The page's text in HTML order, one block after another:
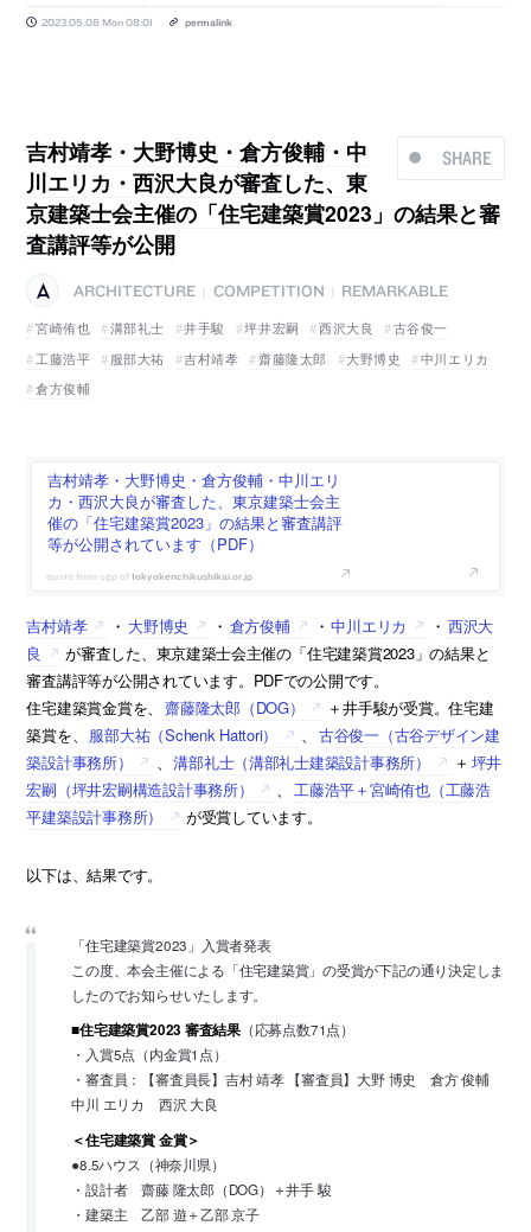
2023.05.08 Mon 08:01 permalink
SHARE
吉村靖孝・大野博史・倉方俊輔・中
川エリカ・西沢大良が審査した、東
京建築士会主催の「住宅建築賞2023」の結果と審
査講評等が公開
ARCHITECTURE COMPETITION
REMARKABLE
宮崎侑也
溝部礼士 井手駿 坪井宏嗣 西沢大良
古谷俊一
工藤浩平
服部大祐 吉村靖孝 齋藤隆太郎 大野博史
中川エリカ
倉方俊輔
吉村靖孝・大野博史・倉方俊輔・中川エリ
カ・西沢大良が審査した、東京建築士会主
催の「住宅建築賞2023」の結果と審査講評
等が公開されています（PDF）
tokyokenchikushikai.or.jp
吉村靖孝 ・ 大野博史 ・ 倉方俊輔 ・ 中川エリカ ・ 西沢大
良
が審査した、東京建築士会主催の「住宅建築賞2023」の結果と
審査講評等が公開されています。PDFでの公開です。
住宅建築賞金賞を、
齋藤隆太郎（DOG）
＋井手駿が受賞。住宅建
築賞を、
服部大祐（Schenk Hattori） 、
古谷俊一（古谷デザイン建
築設計事務所）
、 溝部礼士（溝部礼士建築設計事務所） ＋ 坪井
宏嗣（坪井宏嗣構造設計事務所）
、
工藤浩平＋宮崎侑也（工藤浩
平建築設計事務所）
が受賞しています。
以下は、結果です。
「住宅建築賞2023」入賞者発表
この度、本会主催による「住宅建築賞」の受賞が下記の通り決定しま
したのでお知らせいたします。
■住宅建築賞2023 審査結果（応募点数71点）
・入賞5点（内金賞1点）
・審査員：【審査員長】吉村 靖孝 【審査員】大野 博史 倉方 俊輔
中川 エリカ 西沢 大良
＜住宅建築賞 金賞＞
●8.5ハウス（神奈川県）
・設計者 齋藤 隆太郎（DOG）＋井手 駿
・建築主 乙部 遊＋乙部 京子